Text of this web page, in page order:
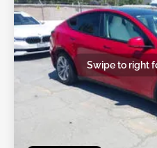
Swipe to right